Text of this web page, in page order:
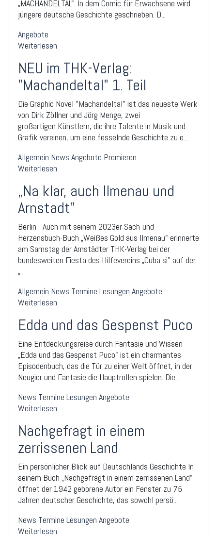
„MACHANDELTAL". In dem Comic für Erwachsene wird
jüngere deutsche Geschichte geschrieben. D...
Angebote
Weiterlesen
NEU im THK-Verlag:
"Machandeltal" 1. Teil
Die Graphic Novel "Machandeltal" ist das neueste Werk
von Dirk Zöllner und Jörg Menge, zwei
großartigen Künstlern, die ihre Talente in Musik und
Grafik vereinen, um eine fesselnde Geschichte zu e...
Allgemein News Angebote Premieren
Weiterlesen
„Na klar, auch Ilmenau und
Arnstadt"
Berlin - Auch mit seinem 2023er Sach-und-
Herzensbuch-Buch „Weißes Gold aus Ilmenau" erinnerte
am Samstag der Arnstädter THK-Verlag bei der
bundesweiten Fiesta des Hilfevereins „Cuba si" auf der
„...
Allgemein News Termine Lesungen Angebote
Weiterlesen
Edda und das Gespenst Puco
Eine Entdeckungsreise durch Fantasie und Wissen
„Edda und das Gespenst Puco" ist ein charmantes
Episodenbuch, das die Tür zu einer Welt öffnet, in der
Neugier und Fantasie die Hauptrollen spielen. Die...
News Termine Lesungen Angebote
Weiterlesen
Nachgefragt in einem
zerrissenen Land
Ein persönlicher Blick auf Deutschlands Geschichte In
seinem Buch „Nachgefragt in einem zerrissenen Land"
öffnet der 1942 geborene Autor ein Fenster zu 75
Jahren deutscher Geschichte, das sowohl persö...
News Termine Lesungen Angebote
Weiterlesen